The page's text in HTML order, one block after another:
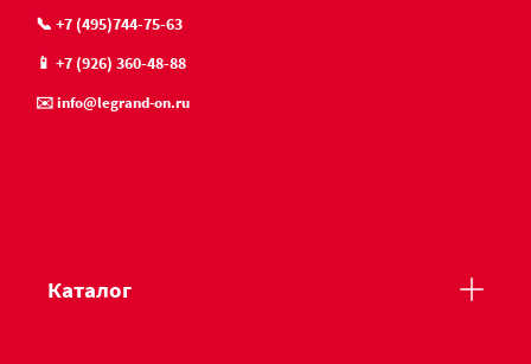
📞 +7 (495)744-75-63
📱 +7 (926) 360-48-88
✉️ info@legrand-on.ru
Каталог